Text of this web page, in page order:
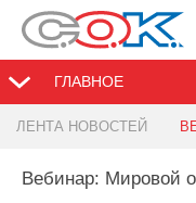
ГЛАВНОЕ
ЛЕНТА НОВОСТЕЙ
Вебинар: Мировой